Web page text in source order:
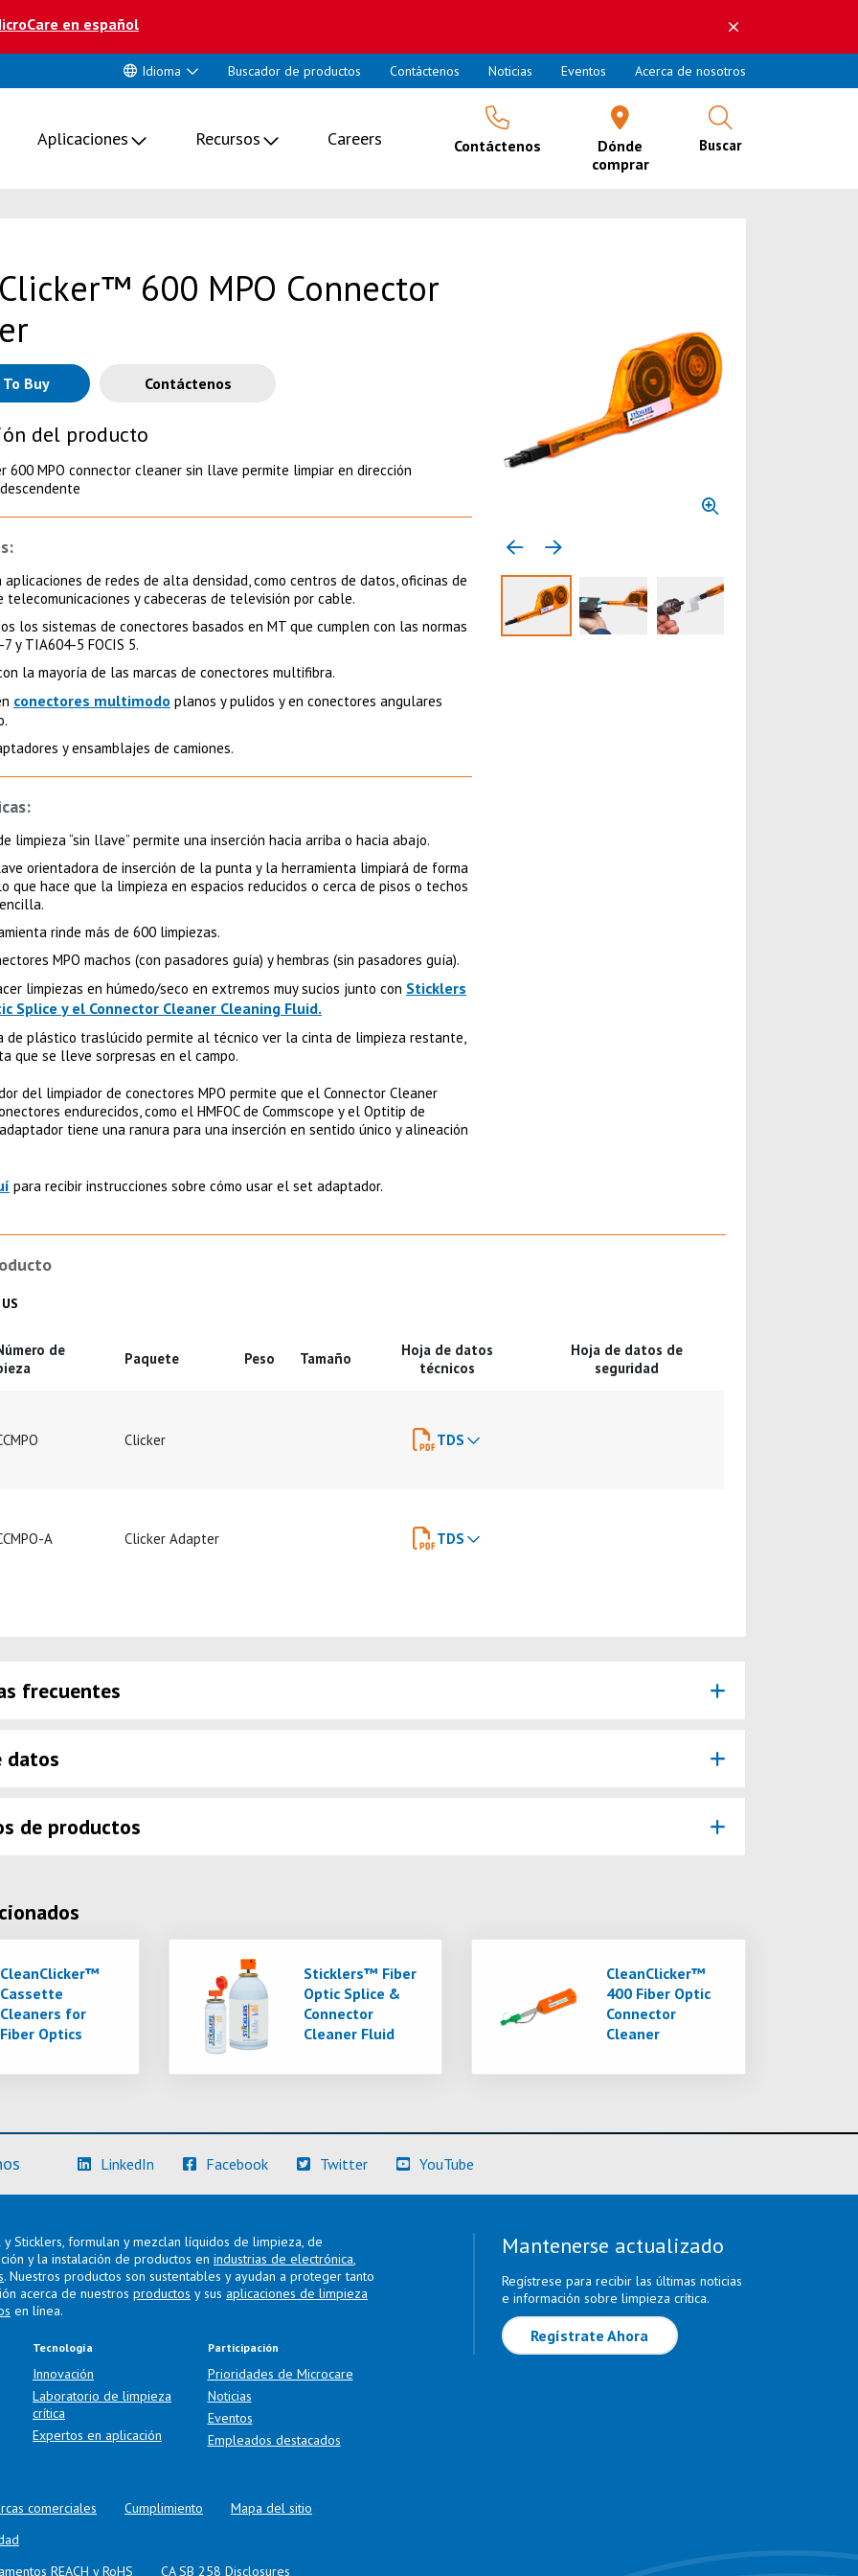
en español
Idioma Buscador de productos Contáctenos Noticias Eventos Acerca de nosotros
Aplicaciones Recursos Careers Contáctenos
Dónde
comprar
Buscar
600 MPO Connector
Buy Contáctenos
Previous media item
Next media item
Select to display product image 1
del producto
600 MPO connector cleaner sin llave permite limpiar en dirección
de redes de alta densidad, como centros de datos, oficinas de
telecomunicaciones y cabeceras de televisión por cable.
los sistemas de conectores basados en MT que cumplen con las normas
7 y TIA604-5 FOCIS 5.
la mayoría de las marcas de conectores multifibra.
conectores multimodo planos y pulidos y en conectores angulares
y ensamblajes de camiones.
limpieza “sin llave” permite una inserción hacia arriba o hacia abajo.
orientadora de inserción de la punta y la herramienta limpiará de forma
que hace que la limpieza en espacios reducidos o cerca de pisos o techos
rinde más de 600 limpiezas.
MPO machos (con pasadores guía) y hembras (sin pasadores guía).
limpiezas en húmedo/seco en extremos muy sucios junto con Sticklers
Splice y el Connector Cleaner Cleaning Fluid.
de plástico traslúcido permite al técnico ver la cinta de limpieza restante,
que se lleve sorpresas en el campo.
del limpiador de conectores MPO permite que el Connector Cleaner
endurecidos, como el HMFOC de Commscope y el Optitip de
adaptador tiene una ranura para una inserción en sentido único y alineación
para recibir instrucciones sobre cómo usar el set adaptador.
in
Product Details in
US
de
Paquete Peso Tamaño
Hoja de datos
técnicos
Hoja de datos de
seguridad
Clicker TDS
A Clicker Adapter TDS
frecuentes
datos
de productos
CleanClicker™
Cassette
Cleaners for
Fiber Optics
Sticklers™ Fiber
Optic Splice &
Connector
Cleaner Fluid
CleanClicker™
400 Fiber Optic
Connector
Cleaner
LinkedIn (Más información)
Facebook(Más información)
Twitter(Más información)
YouTube
Sticklers, formulan y mezclan líquidos de limpieza, de
y la instalación de productos en industrias de electrónica,
. Nuestros productos son sustentables y ayudan a proteger tanto
acerca de nuestros productos y sus aplicaciones de limpieza
en línea.
Tecnología
Innovación
Laboratorio de limpieza
crítica
Expertos en aplicación
Participación
Prioridades de Microcare
Noticias
Eventos
Empleados destacados
comerciales Cumplimiento
Mapa del sitio
REACH y RoHS
CA SB 258 Disclosures
Mantenerse actualizado
Regístrese para recibir las últimas noticias
e información sobre limpieza crítica.
Regístrate Ahora